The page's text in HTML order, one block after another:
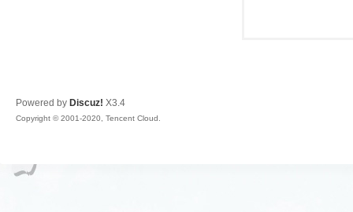
Powered by Discuz! X3.4
Copyright © 2001-2020, Tencent Cloud.